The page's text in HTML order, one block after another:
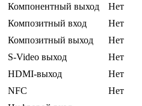
Компонентный выход
Нет
Композитный вход
Нет
Композитный выход
Нет
S-Video выход
Нет
HDMI-выход
Нет
NFC
Нет